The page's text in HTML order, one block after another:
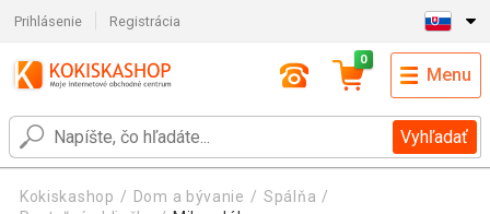
Prihlásenie Registrácia
Vyhľadať
0
Menu
Kokiskashop Dom a bývanie
Spálňa